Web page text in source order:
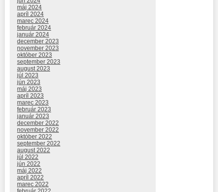
máj 2024
apríl 2024
marec 2024
február 2024
január 2024
december 2023
november 2023
október 2023
september 2023
august 2023
júl 2023
jún 2023
máj 2023
apríl 2023
marec 2023
február 2023
január 2023
december 2022
november 2022
október 2022
september 2022
august 2022
júl 2022
jún 2022
máj 2022
apríl 2022
marec 2022